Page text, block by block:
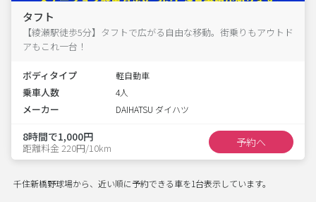
タフト
【綾瀬駅徒歩5分】タフトで広がる自由な移動。街乗りもアウトド
アもこれ一台！
ボディタイプ 軽自動車
乗車人数 4人
メーカー DAIHATSU ダイハツ
8時間で1,000円
距離料金 220円/10km 予約へ
千住新橋野球場から、近い順に予約できる車を1台表示しています。